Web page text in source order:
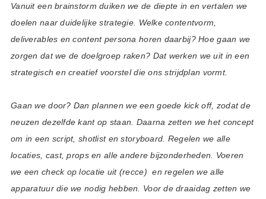
Vanuit een brainstorm duiken we de diepte in en vertalen we
doelen naar duidelijke strategie. Welke contentvorm,
deliverables en content persona horen daarbij? Hoe gaan we
zorgen dat we de doelgroep raken? Dat werken we uit in een
strategisch en creatief voorstel die ons strijdplan vormt.
Gaan we door? Dan plannen we een goede kick off, zodat de
neuzen dezelfde kant op staan. Daarna zetten we het concept
om in een script, shotlist en storyboard. Regelen we alle
locaties, cast, props en alle andere bijzonderheden. Voeren
we een check op locatie uit (recce) en regelen we alle
apparatuur die we nodig hebben. Voor de draaidag zetten we